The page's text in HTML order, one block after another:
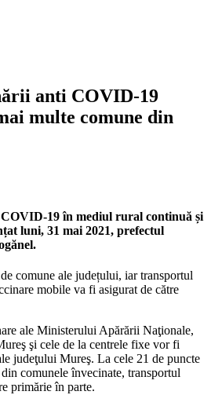
anti COVID-19
multe comune din
19 în mediul rural continuă și
luni, 31 mai 2021, prefectul
comune ale județului, iar transportul
mobile va fi asigurat de către
ale Ministerului Apărării Naţionale,
şi cele de la centrele fixe vor fi
judeţului Mureş. La cele 21 de puncte
comunele învecinate, transportul
primărie în parte.